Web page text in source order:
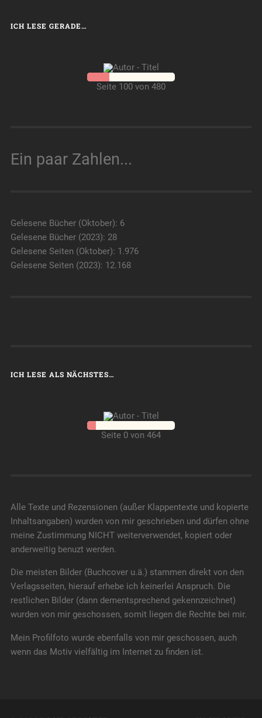
ICH LESE GERADE…
Seite 100 von 480
Ein paar Zahlen...
Gelesene Bücher (Oktober): 6
Gelesene Bücher (2023): 28
Gelesene Seiten (Oktober): 1.976
Gelesene Seiten (2023): 12.168
ICH LESE ALS NÄCHSTES…
Seite 0 von 464
Alle Texte und Rezensionen (außer Klappentexte und kopierte
Inhaltsangaben) wurden von mir geschrieben und dürfen ohne
meine Zustimmung NICHT weiterverwendet, kopiert oder
anderweitig benuzt werden.
Die meisten Bilder (Buchcover u.ä.) stammen direkt von den
Verlagsseiten, hierauf erhebe ich keinerlei Anspruch. Die
restlichen Bilder (dann dementsprechend gekennzeichnet)
wurden von mir geschossen, somit liegen die Rechte bei mir.
Mein Profilfoto wurde ebenfalls von mir geschossen, auch
wenn das Motiv vielfältig im Internet zu finden ist.